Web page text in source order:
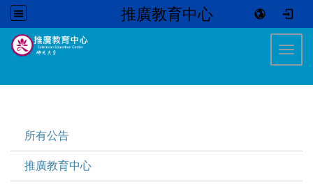
推廣教育中心
所有公告
推廣教育中心